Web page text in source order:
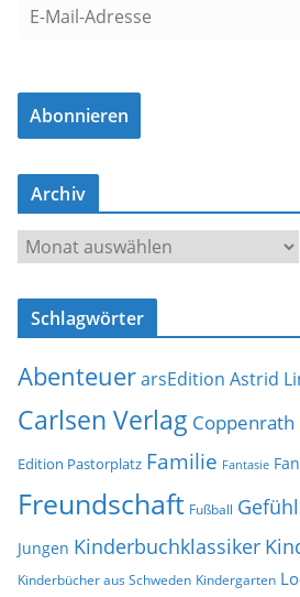
a
l
-
d
s
e
Abonnieren
Archiv
r
c
v
Schlagwörter
AbenteuerarsEdition Astrid
Carlsen Verlag Coppenrath
Edition Pastorplatz Familie Fantasie
Freundschaft Fußball
Jungen Kinderbuchklassiker
Kinderbücher aus Schweden Kindergarten